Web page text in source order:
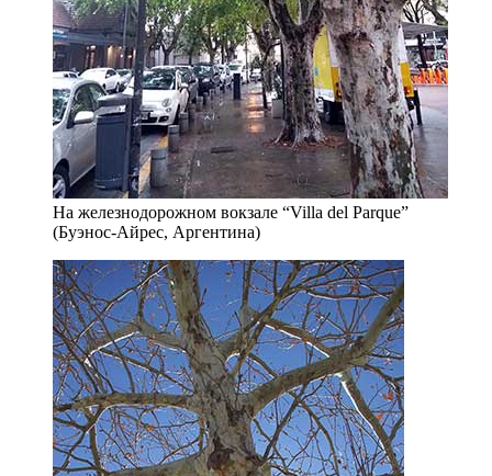
На железнодорожном вокзале “Villa del Parque”
(Буэнос-Айрес, Аргентина)